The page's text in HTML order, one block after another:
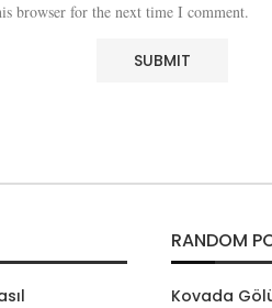
browser for the next time I comment.
RANDOM
Kovada